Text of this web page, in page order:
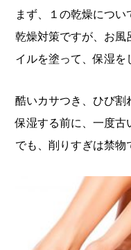
まず、１の乾燥につい
乾燥対策ですが、お風
イルを塗って、保湿を
酷いカサつき、ひび割
保湿する前に、一度古
でも、削りすぎは禁物